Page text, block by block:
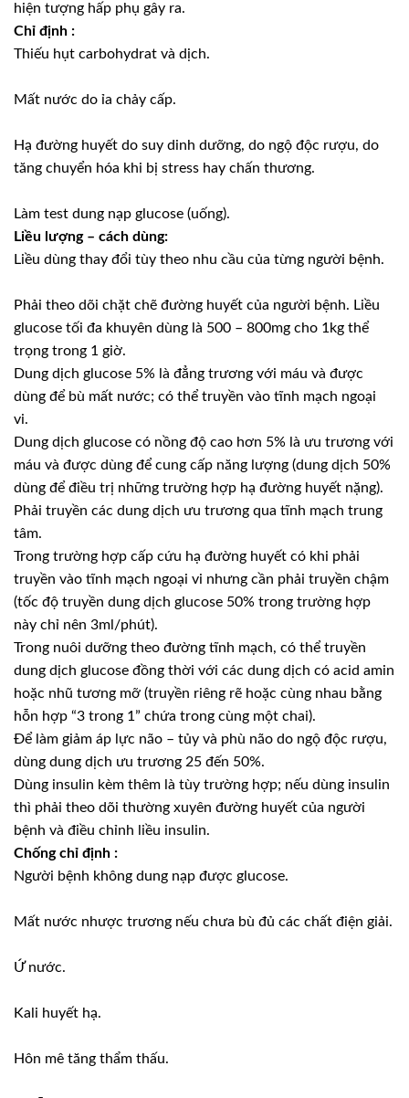
hiện tượng hấp phụ gây ra.
Chỉ định :
Thiếu hụt carbohydrat và dịch.
Mất nước do ỉa chảy cấp.
Hạ đường huyết do suy dinh dưỡng, do ngộ độc rượu, do
tăng chuyển hóa khi bị stress hay chấn thương.
Làm test dung nạp glucose (uống).
Liều lượng – cách dùng:
Liều dùng thay đổi tùy theo nhu cầu của từng người bệnh.
Phải theo dõi chặt chẽ đường huyết của người bệnh. Liều
glucose tối đa khuyên dùng là 500 – 800mg cho 1kg thể
trọng trong 1 giờ.
Dung dịch glucose 5% là đẳng trương với máu và được
dùng để bù mất nước; có thể truyền vào tĩnh mạch ngoại
vi.
Dung dịch glucose có nồng độ cao hơn 5% là ưu trương với
máu và được dùng để cung cấp năng lượng (dung dịch 50%
dùng để điều trị những trường hợp hạ đường huyết nặng).
Phải truyền các dung dịch ưu trương qua tĩnh mạch trung
tâm.
Trong trường hợp cấp cứu hạ đường huyết có khi phải
truyền vào tĩnh mạch ngoại vi nhưng cần phải truyền chậm
(tốc độ truyền dung dịch glucose 50% trong trường hợp
này chỉ nên 3ml/phút).
Trong nuôi dưỡng theo đường tĩnh mạch, có thể truyền
dung dịch glucose đồng thời với các dung dịch có acid amin
hoặc nhũ tương mỡ (truyền riêng rẽ hoặc cùng nhau bằng
hỗn hợp “3 trong 1” chứa trong cùng một chai).
Để làm giảm áp lực não – tủy và phù não do ngộ độc rượu,
dùng dung dịch ưu trương 25 đến 50%.
Dùng insulin kèm thêm là tùy trường hợp; nếu dùng insulin
thì phải theo dõi thường xuyên đường huyết của người
bệnh và điều chỉnh liều insulin.
Chống chỉ định :
Người bệnh không dung nạp được glucose.
Mất nước nhược trương nếu chưa bù đủ các chất điện giải.
Ứ nước.
Kali huyết hạ.
Hôn mê tăng thẩm thấu.